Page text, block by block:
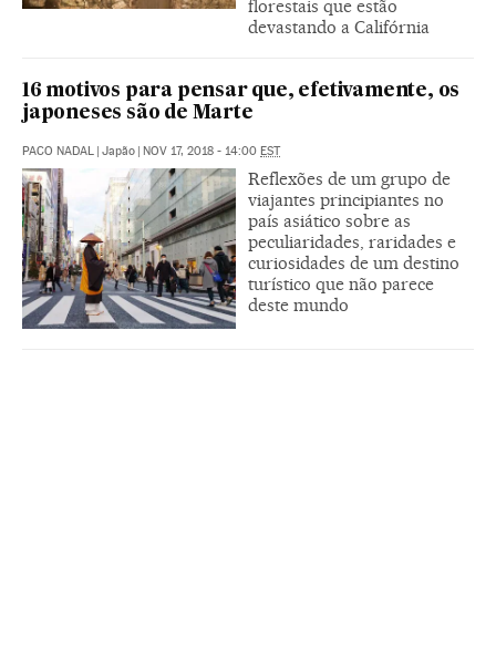
florestais que estão
devastando a Califórnia
16 motivos para pensar que, efetivamente, os
japoneses são de Marte
PACO NADAL Japão NOV 17, 2018 - 14:00 EST
Reflexões de um grupo de
viajantes principiantes no
país asiático sobre as
peculiaridades, raridades e
curiosidades de um destino
turístico que não parece
deste mundo